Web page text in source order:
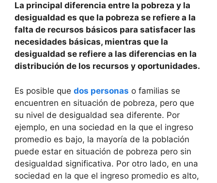
La principal diferencia entre la pobreza y la
desigualdad es que la pobreza se refiere a la
falta de recursos básicos para satisfacer las
necesidades básicas, mientras que la
desigualdad se refiere a las diferencias en la
distribución de los recursos y oportunidades.
Es posible que dos personas o familias se
encuentren en situación de pobreza, pero que
su nivel de desigualdad sea diferente. Por
ejemplo, en una sociedad en la que el ingreso
promedio es bajo, la mayoría de la población
puede estar en situación de pobreza pero sin
desigualdad significativa. Por otro lado, en una
sociedad en la que el ingreso promedio es alto,